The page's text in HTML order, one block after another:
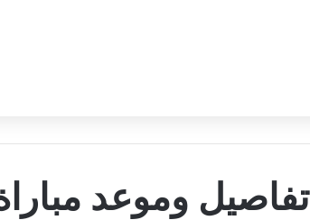
تفاصيل وموعد مباراة